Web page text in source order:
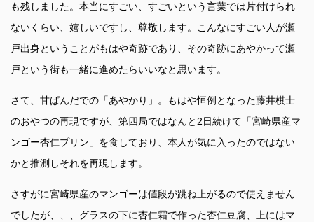
も残しました。本当にすごい、すごいという言葉では片付けられ
ないくらい、嬉しいですし、尊敬します。こんなにすごい人が瀬
戸出身ということがもはや奇跡であり、その奇跡にあやかって瀬
戸という街も一緒に進めたらいいなと思います。
さて、甘ぱんだでの「あやかり」。もはや恒例となった藤井棋士
のおやつの再現ですが、第四局ではなんと2日続けて「宮崎県産マ
ンゴー杏仁プリン」を食しており、本人が気に入ったのではない
かと推測しそれを再現します。
さすがに宮崎県産のマンゴーは値段が跳ね上がるので使えません
でしたが、、、グラスの下に杏仁霜で作った杏仁豆腐、上にはマ